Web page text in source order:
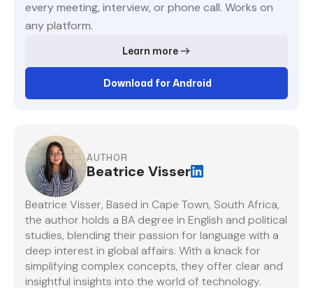
every meeting, interview, or phone call. Works on
any platform.
Learn more
Download for Android
AUTHOR
Beatrice Visser
Beatrice Visser, Based in Cape Town, South Africa,
the author holds a BA degree in English and political
studies, blending their passion for language with a
deep interest in global affairs. With a knack for
simplifying complex concepts, they offer clear and
insightful insights into the world of technology.